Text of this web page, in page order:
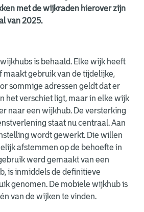
met de wijkraden hierover zijn
van 2025.
is behaald. Elke wijk heeft
maakt gebruik van de tijdelijke,
sommige adressen geldt dat er
het verschiet ligt, maar in elke wijk
naar een wijkhub. De versterking
staat nu centraal. Aan
wordt gewerkt. Die willen
afstemmen op de behoefte in
werd gemaakt van een
is inmiddels de definitieve
genomen. De mobiele wijkhub is
van de wijken te vinden.